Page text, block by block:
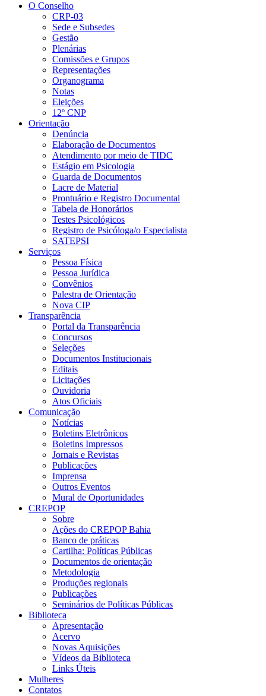
O Conselho
CRP-03
Sede e Subsedes
Gestão
Plenárias
Comissões e Grupos
Representações
Organograma
Notas
Eleições
12º CNP
Orientação
Denúncia
Elaboração de Documentos
Atendimento por meio de TIDC
Estágio em Psicologia
Guarda de Documentos
Lacre de Material
Prontuário e Registro Documental
Tabela de Honorários
Testes Psicológicos
Registro de Psicóloga/o Especialista
SATEPSI
Serviços
Pessoa Física
Pessoa Jurídica
Convênios
Palestra de Orientação
Nova CIP
Transparência
Portal da Transparência
Concursos
Seleções
Documentos Institucionais
Editais
Licitações
Ouvidoria
Atos Oficiais
Comunicação
Notícias
Boletins Eletrônicos
Boletins Impressos
Jornais e Revistas
Publicações
Imprensa
Outros Eventos
Mural de Oportunidades
CREPOP
Sobre
Ações do CREPOP Bahia
Banco de práticas
Cartilha: Políticas Públicas
Documentos de orientação
Metodologia
Produções regionais
Publicações
Seminários de Políticas Públicas
Biblioteca
Apresentação
Acervo
Novas Aquisições
Vídeos da Biblioteca
Links Úteis
Mulheres
Contatos